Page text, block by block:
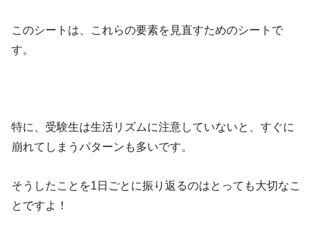
このシートは、これらの要素を見直すためのシートで
す。
特に、受験生は生活リズムに注意していないと、すぐに
崩れてしまうパターンも多いです。
そうしたことを1日ごとに振り返るのはとっても大切なこ
とですよ！